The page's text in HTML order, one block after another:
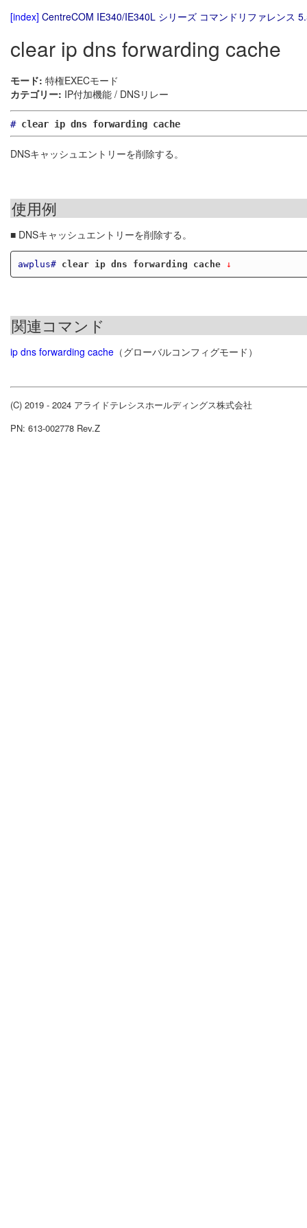
[index] CentreCOM IE340/IE340L シリーズ コマンドリファレンス
clear ip dns forwarding cache
モード: 特権EXECモード
カテゴリー: IP付加機能 / DNSリレー
# clear ip dns forwarding cache
DNSキャッシュエントリーを削除する。
使用例
■ DNSキャッシュエントリーを削除する。
awplus# clear ip dns forwarding cache ↓
関連コマンド
ip dns forwarding cache （グローバルコンフィグモード）
(C) 2019 - 2024 アライドテレシスホールディングス株式会社
PN: 613-002778 Rev.Z